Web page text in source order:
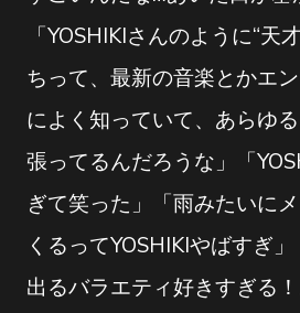
「YOSHIKIさんのように“天
ちって、最新の音楽とかエ
によく知っていて、あらゆ
張ってるんだろうな」「
ぎて笑った」「雨みたいに
くるってYOSHIKIやばすぎ
出るバラエティ好きすぎる